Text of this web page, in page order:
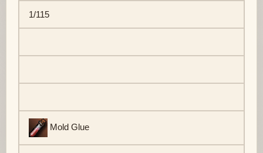
1/115
Mold Glue